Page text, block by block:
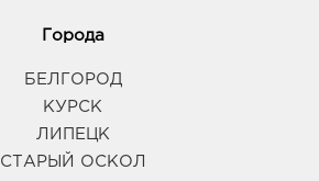
Города
БЕЛГОРОД
КУРСК
ЛИПЕЦК
СТАРЫЙ ОСКОЛ